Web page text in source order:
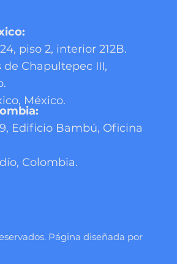
piso 2, interior 212B.
de Chapultepec III,
México.
Edificio Bambú, Oficina
Colombia.
Página diseñada por